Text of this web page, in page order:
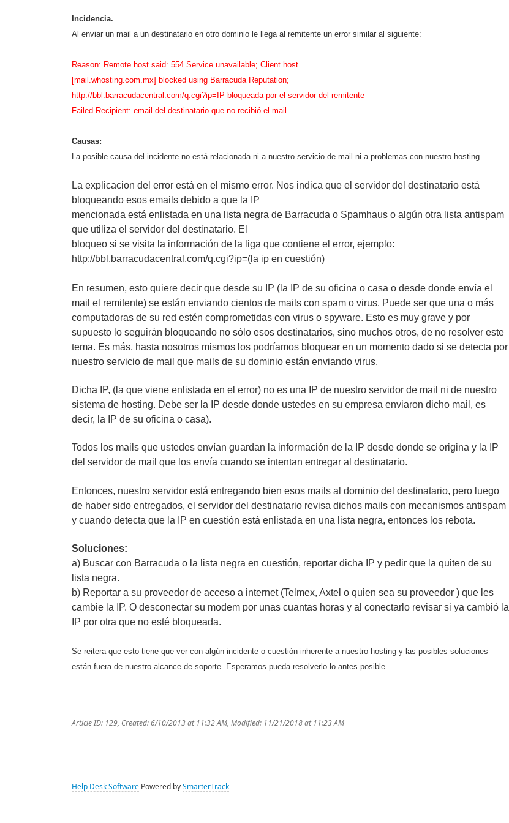
Incidencia.
Al enviar un mail a un destinatario en otro dominio le llega al remitente un error similar al siguiente:
Reason: Remote host said: 554 Service unavailable; Client host
[mail.whosting.com.mx] blocked using Barracuda Reputation;
http://bbl.barracudacentral.com/q.cgi?ip=IP bloqueada por el servidor del remitente
Failed Recipient: email del destinatario que no recibió el mail
Causas:
La posible causa del incidente no está relacionada ni a nuestro servicio de mail ni a problemas con nuestro hosting.
La explicacion del error está en el mismo error. Nos indica que el servidor del destinatario está
bloqueando esos emails debido a que la IP
mencionada está enlistada en una lista negra de Barracuda o Spamhaus o algún otra lista antispam
que utiliza el servidor del destinatario. El
bloqueo si se visita la información de la liga que contiene el error, ejemplo:
http://bbl.barracudacentral.com/q.cgi?ip=(la ip en cuestión)
En resumen, esto quiere decir que desde su IP (la IP de su oficina o casa o desde donde envía el
mail el remitente) se están enviando cientos de mails con spam o virus. Puede ser que una o más
computadoras de su red estén comprometidas con virus o spyware. Esto es muy grave y por
supuesto lo seguirán bloqueando no sólo esos destinatarios, sino muchos otros, de no resolver este
tema. Es más, hasta nosotros mismos los podríamos bloquear en un momento dado si se detecta por
nuestro servicio de mail que mails de su dominio están enviando virus.
Dicha IP, (la que viene enlistada en el error) no es una IP de nuestro servidor de mail ni de nuestro
sistema de hosting. Debe ser la IP desde donde ustedes en su empresa enviaron dicho mail, es
decir, la IP de su oficina o casa).
Todos los mails que ustedes envían guardan la información de la IP desde donde se origina y la IP
del servidor de mail que los envía cuando se intentan entregar al destinatario.
Entonces, nuestro servidor está entregando bien esos mails al dominio del destinatario, pero luego
de haber sido entregados, el servidor del destinatario revisa dichos mails con mecanismos antispam
y cuando detecta que la IP en cuestión está enlistada en una lista negra, entonces los rebota.
Soluciones:
a) Buscar con Barracuda o la lista negra en cuestión, reportar dicha IP y pedir que la quiten de su
lista negra.
b) Reportar a su proveedor de acceso a internet (Telmex, Axtel o quien sea su proveedor ) que les
cambie la IP. O desconectar su modem por unas cuantas horas y al conectarlo revisar si ya cambió la
IP por otra que no esté bloqueada.
Se reitera que esto tiene que ver con algún incidente o cuestión inherente a nuestro hosting y las posibles soluciones
están fuera de nuestro alcance de soporte. Esperamos pueda resolverlo lo antes posible.
Article ID: 129, Created: 6/10/2013 at 11:32 AM, Modified: 11/21/2018 at 11:23 AM
Help Desk Software Powered by SmarterTrack